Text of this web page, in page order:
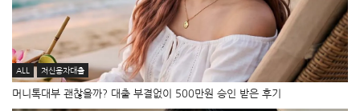
ALL 저신용자대출
머니톡대부 괜찮을까? 대출 부결없이 500만원 승인 받은 후기